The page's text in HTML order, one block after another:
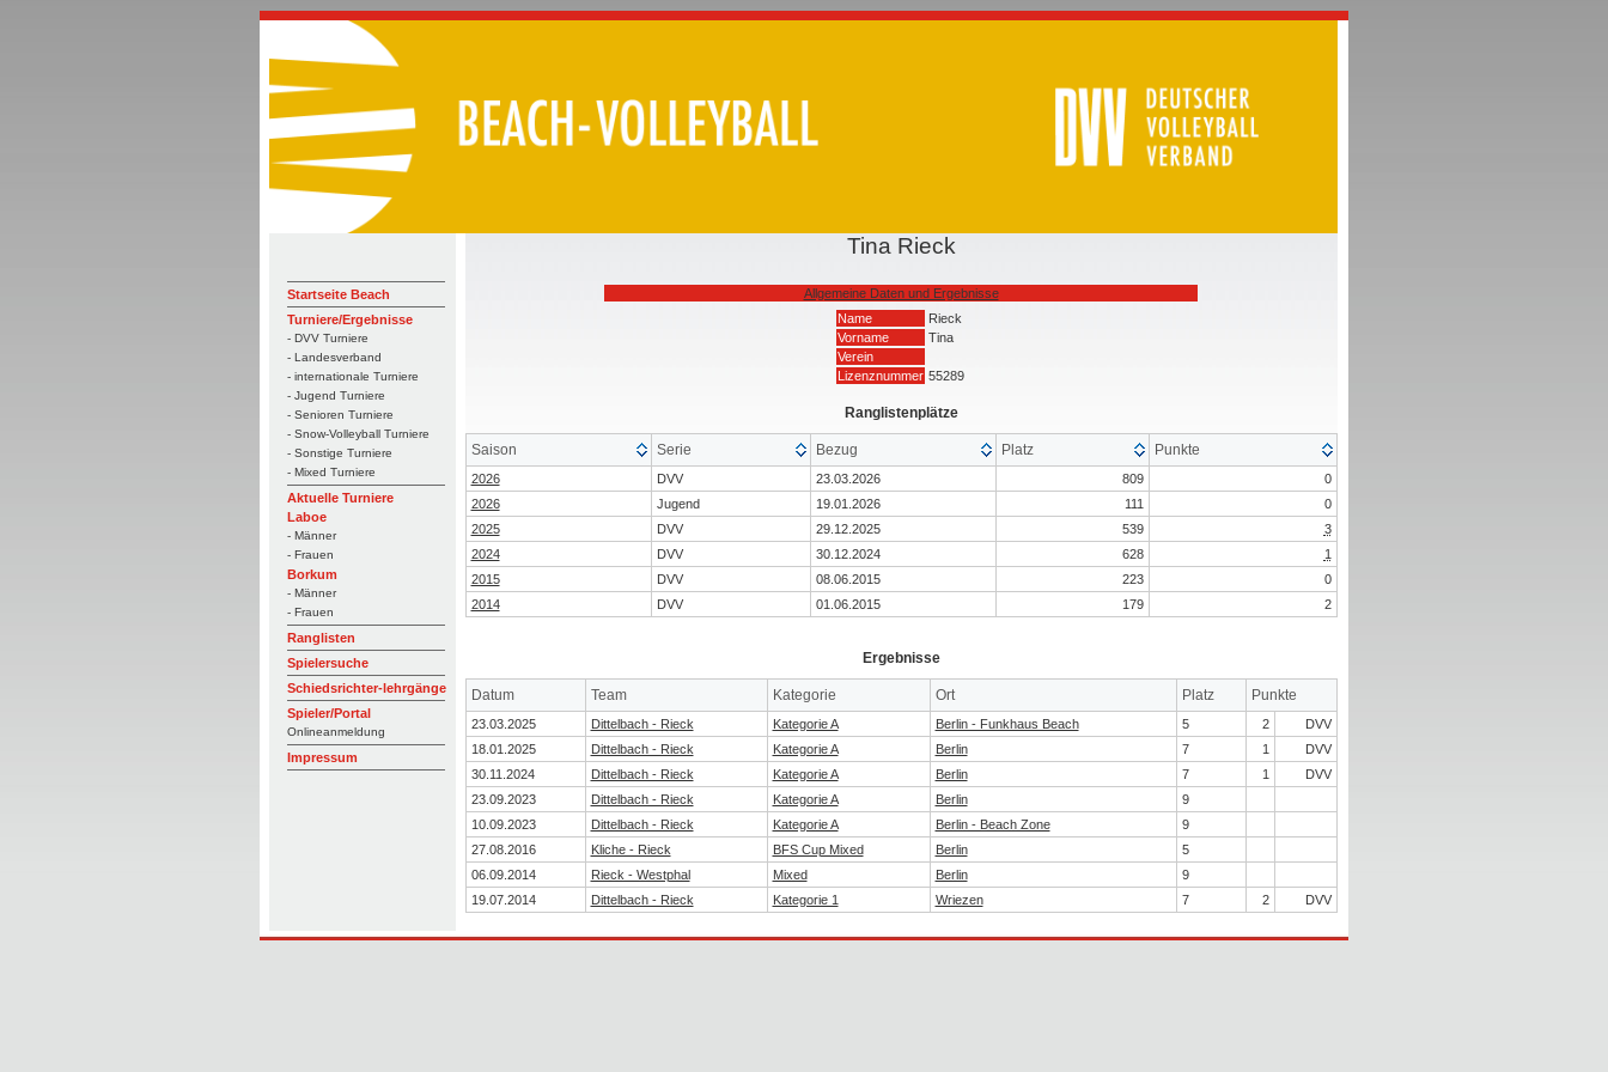
Startseite Beach
Turniere/Ergebnisse
- DVV Turniere
- Landesverband
- internationale Turniere
- Jugend Turniere
- Senioren Turniere
- Snow-Volleyball Turniere
- Sonstige Turniere
- Mixed Turniere
Aktuelle Turniere
Laboe
- Männer
- Frauen
Borkum
- Männer
- Frauen
Ranglisten
Spielersuche
Schiedsrichter-lehrgänge
Spieler/Portal
Onlineanmeldung
Impressum
Tina Rieck
Allgemeine Daten und Ergebnisse
Name
Rieck
Vorname
Tina
Verein
Lizenznummer 55289
Ranglistenplätze
Saison Serie Bezug Platz Punkte
2026 DVV 23.03.2026 809
0
2026
Jugend 19.01.2026 111
0
2025
DVV 29.12.2025 539
3
2024
DVV 30.12.2024 628
1
2015
DVV 08.06.2015 223
0
2014
DVV 01.06.2015 179 2
Ergebnisse
Datum Team Kategorie Ort Platz Punkte
23.03.2025 Dittelbach - Rieck Kategorie A Berlin - Funkhaus Beach 5 2
DVV
18.01.2025
Dittelbach - Rieck Kategorie A Berlin 7 1
DVV
30.11.2024
Dittelbach - Rieck Kategorie A Berlin 7 1
DVV
23.09.2023
Dittelbach - Rieck Kategorie A Berlin
9
10.09.2023
Dittelbach - Rieck Kategorie A Berlin - Beach Zone
9
27.08.2016
Kliche - Rieck BFS Cup Mixed Berlin
5
06.09.2014
Rieck - Westphal Mixed Berlin
9
19.07.2014
Dittelbach - Rieck Kategorie 1 Wriezen 7 2 DVV